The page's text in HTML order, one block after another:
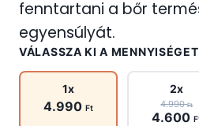
fenntartani a bőr
egyensúlyát.
VÁLASSZA KI A MENNYISÉGET
1x
4.990Ft
2x
4.990Ft
4.600